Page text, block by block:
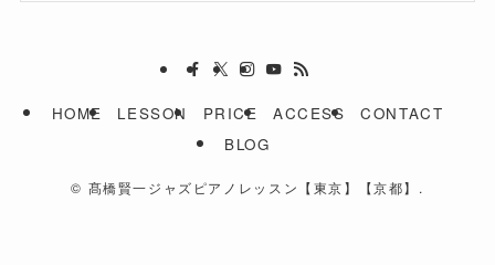
HOME LESSON PRICE ACCESS
CONTACT
BLOG
© 髙橋賢一ジャズピアノレッスン【東京】【京都】.